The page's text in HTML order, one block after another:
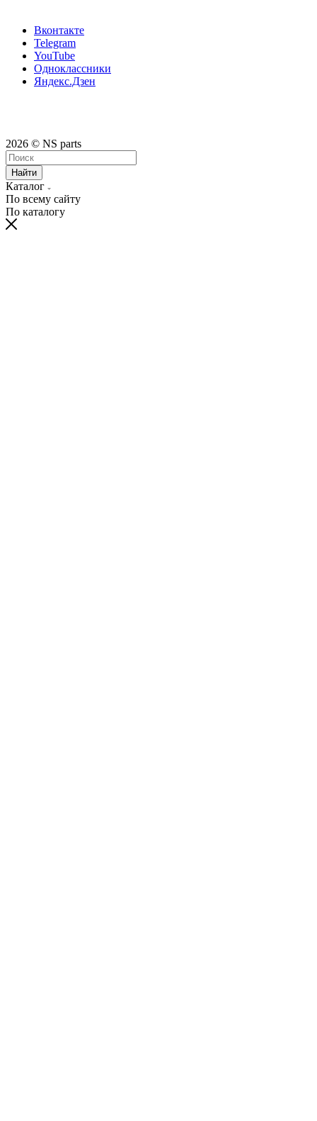
Вконтакте
Telegram
YouTube
Одноклассники
Яндекс.Дзен
2026 © NS parts
Найти
Каталог
По всему сайту
По каталогу